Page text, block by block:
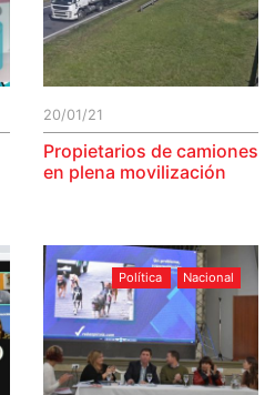
20/01/21
Propietarios de camiones
en plena movilización
Política Nacional